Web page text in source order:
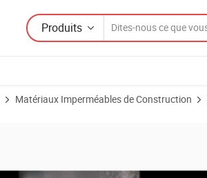
Produits
Matériaux Imperméables de Construction